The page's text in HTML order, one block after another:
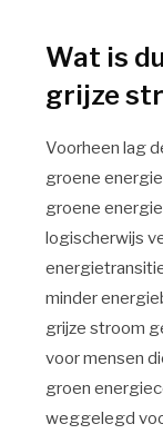
Wat is
grijze
Voorheen lag
groene
groene
logischerwijs
minder
grijze stroom
voor mensen
groen
weggelegd